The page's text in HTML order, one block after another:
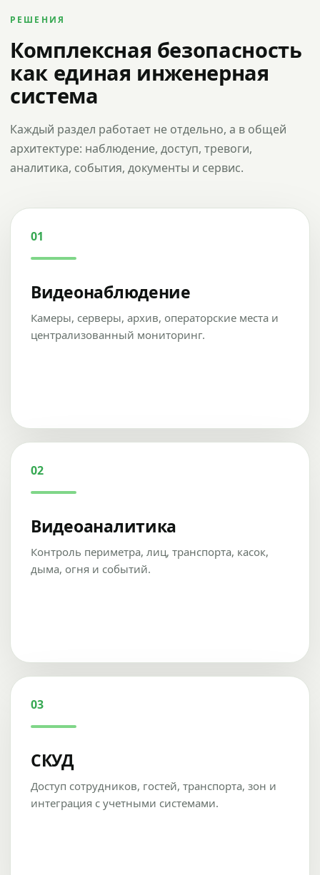
РЕШЕНИЯ
Комплексная безопасность
как единая инженерная
система
Каждый раздел работает не отдельно, а в общей
архитектуре: наблюдение, доступ, тревоги,
аналитика, события, документы и сервис.
01
Видеонаблюдение
Камеры, серверы, архив, операторские места и
централизованный мониторинг.
02
Видеоаналитика
Контроль периметра, лиц, транспорта, касок,
дыма, огня и событий.
03
СКУД
Доступ сотрудников, гостей, транспорта, зон и
интеграция с учетными системами.